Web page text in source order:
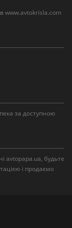
отримати
Вам
крісло,
www.avtokrisla.com
за доступною
avtopapa.ua, будьте
і продаємо